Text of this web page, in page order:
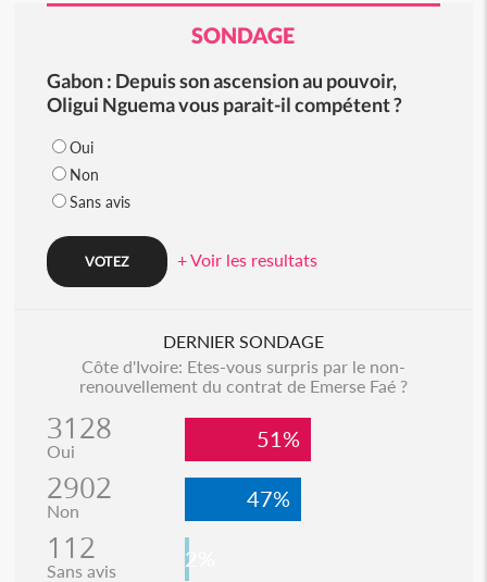
SONDAGE
Gabon : Depuis son ascension au pouvoir,
Oligui Nguema vous parait-il compétent ?
Oui
Non
Sans avis
+ Voir les resultats
DERNIER SONDAGE
Côte d'Ivoire: Etes-vous surpris par le non-
renouvellement du contrat de Emerse Faé ?
3128
Oui 51%
2902
Non 47%
112
Sans avis 2%